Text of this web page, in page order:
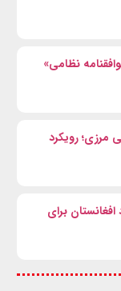
نظامی»
مرزی؛ رویکرد
برای